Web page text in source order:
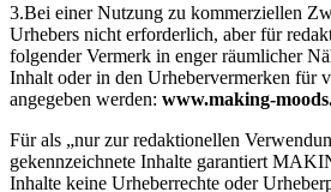
3.Bei einer Nutzung zu kommerziellen
Urhebers nicht erforderlich, aber für
folgender Vermerk in enger räumlicher
Inhalt oder in den Urhebervermerken für
angegeben werden: www.making-
Für als „nur zur redaktionellen
gekennzeichnete Inhalte garantiert
Inhalte keine Urheberrechte oder